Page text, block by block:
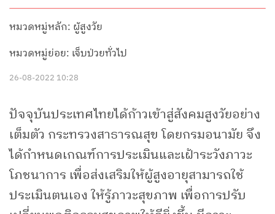
หมวดหมู่หลัก: ผู้สูงวัย
หมวดหมู่ย่อย: เจ็บป่วยทั่วไป
26-08-2022 10:28
ปัจจุบันประเทศไทยได้ก้าวเข้าสู่สังคมสูงวัยอย่าง
เต็มตัว กระทรวงสาธารณสุข โดยกรมอนามัย จึง
ได้กำหนดเกณฑ์การประเมินและเฝ้าระวังภาวะ
โภชนาการ เพื่อส่งเสริมให้ผู้สูงอายุสามารถใช้
ประเมินตนเอง ให้รู้ภาวะสุขภาพ เพื่อการปรับ